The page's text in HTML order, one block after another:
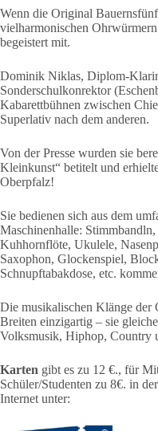
Wenn die Original
vielharmonischen
begeistert mit.
Dominik Niklas, Diplom-
Sonderschulkonrektor
Kabarettbühnen zwischen
Superlativ nach dem anderen.
Von der Presse wurden sie
Kleinkunst“ betitelt und
Oberpfalz!
Sie bedienen sich aus dem
Maschinenhalle:
Kuhhornflöte, Ukulele,
Saxophon, Glockenspiel,
Schnupftabakdose, etc.
Die musikalischen Klänge der
Breiten einzigartig – sie
Volksmusik, Hiphop, Country
Karten gibt es zu 12 €., für
Schüler/Studenten zu 8€. in
Internet unter: